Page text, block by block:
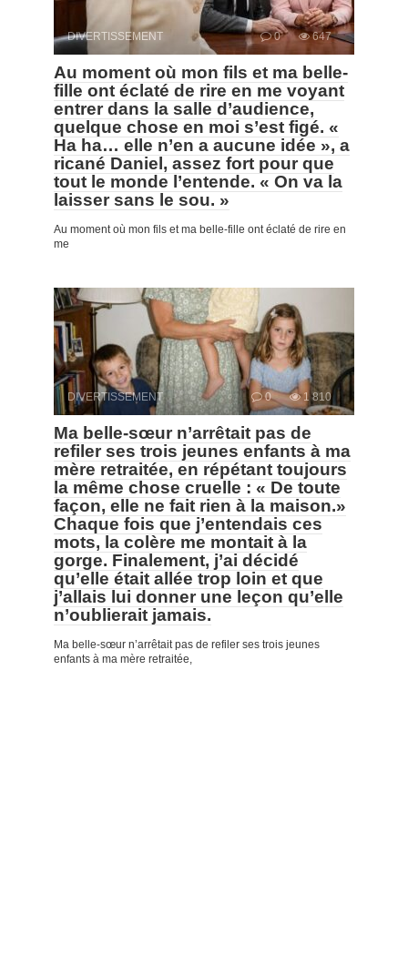
DIVERTISSEMENT 0 647
Au moment où mon fils et ma belle-
fille ont éclaté de rire en me voyant
entrer dans la salle d’audience,
quelque chose en moi s’est figé. «
Ha ha… elle n’en a aucune idée », a
ricané Daniel, assez fort pour que
tout le monde l’entende. « On va la
laisser sans le sou. »
Au moment où mon fils et ma belle-fille ont éclaté de rire en
me
DIVERTISSEMENT 0 1 810
Ma belle-sœur n’arrêtait pas de
refiler ses trois jeunes enfants à ma
mère retraitée, en répétant toujours
la même chose cruelle : « De toute
façon, elle ne fait rien à la maison.»
Chaque fois que j’entendais ces
mots, la colère me montait à la
gorge. Finalement, j’ai décidé
qu’elle était allée trop loin et que
j’allais lui donner une leçon qu’elle
n’oublierait jamais.
Ma belle-sœur n’arrêtait pas de refiler ses trois jeunes
enfants à ma mère retraitée,